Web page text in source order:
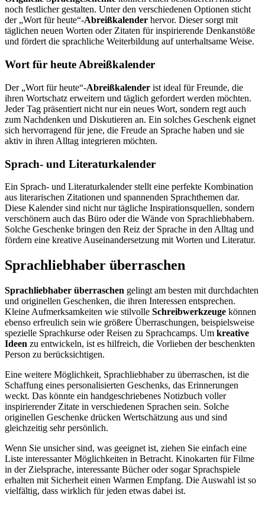
noch festlicher gestalten. Unter den verschiedenen Optionen sticht
der „Wort für heute“-Abreißkalender hervor. Dieser sorgt mit
täglichen neuen Worten oder Zitaten für inspirierende Denkanstöße
und fördert die sprachliche Weiterbildung auf unterhaltsame Weise.
Wort für heute Abreißkalender
Der „Wort für heute“-Abreißkalender ist ideal für Freunde, die
ihren Wortschatz erweitern und täglich gefordert werden möchten.
Jeder Tag präsentiert nicht nur ein neues Wort, sondern regt auch
zum Nachdenken und Diskutieren an. Ein solches Geschenk eignet
sich hervorragend für jene, die Freude an Sprache haben und sie
aktiv in ihren Alltag integrieren möchten.
Sprach- und Literaturkalender
Ein Sprach- und Literaturkalender stellt eine perfekte Kombination
aus literarischen Zitationen und spannenden Sprachthemen dar.
Diese Kalender sind nicht nur tägliche Inspirationsquellen, sondern
verschönern auch das Büro oder die Wände von Sprachliebhabern.
Solche Geschenke bringen den Reiz der Sprache in den Alltag und
fördern eine kreative Auseinandersetzung mit Worten und Literatur.
Sprachliebhaber überraschen
Sprachliebhaber überraschen gelingt am besten mit durchdachten
und originellen Geschenken, die ihren Interessen entsprechen.
Kleine Aufmerksamkeiten wie stilvolle Schreibwerkzeuge können
ebenso erfreulich sein wie größere Überraschungen, beispielsweise
spezielle Sprachkurse oder Reisen zu Sprachcamps. Um kreative
Ideen zu entwickeln, ist es hilfreich, die Vorlieben der beschenkten
Person zu berücksichtigen.
Eine weitere Möglichkeit, Sprachliebhaber zu überraschen, ist die
Schaffung eines personalisierten Geschenks, das Erinnerungen
weckt. Das könnte ein handgeschriebenes Notizbuch voller
inspirierender Zitate in verschiedenen Sprachen sein. Solche
originellen Geschenke drücken Wertschätzung aus und sind
gleichzeitig sehr persönlich.
Wenn Sie unsicher sind, was geeignet ist, ziehen Sie einfach eine
Liste interessanter Möglichkeiten in Betracht. Kinokarten für Filme
in der Zielsprache, interessante Bücher oder sogar Sprachspiele
erhalten mit Sicherheit einen Warmen Empfang. Die Auswahl ist so
vielfältig, dass wirklich für jeden etwas dabei ist.